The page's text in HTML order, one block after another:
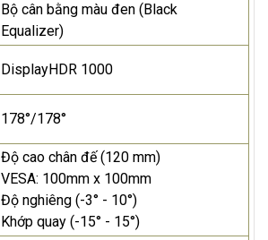
Bộ cân bằng màu đen (Black
Equalizer)
DisplayHDR 1000
178°/178°
Độ cao chân đế (120 mm)
VESA: 100mm x 100mm
Độ nghiêng (-3° - 10°)
Khớp quay (-15° - 15°)